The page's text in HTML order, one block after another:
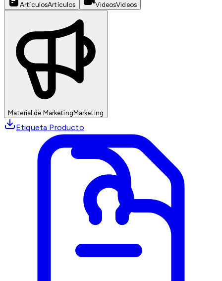
ArtículosArtículos VideosVideos
Material de MarketingMarketing
Etiqueta Producto